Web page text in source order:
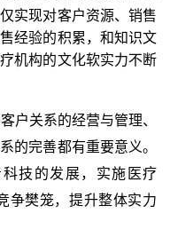
实现对客户资源、销售
经验的积累，和知识文
机构的文化软实力不断
户关系的经营与管理、
的完善都有重要意义。
技的发展，实施医疗
争樊笼，提升整体实力